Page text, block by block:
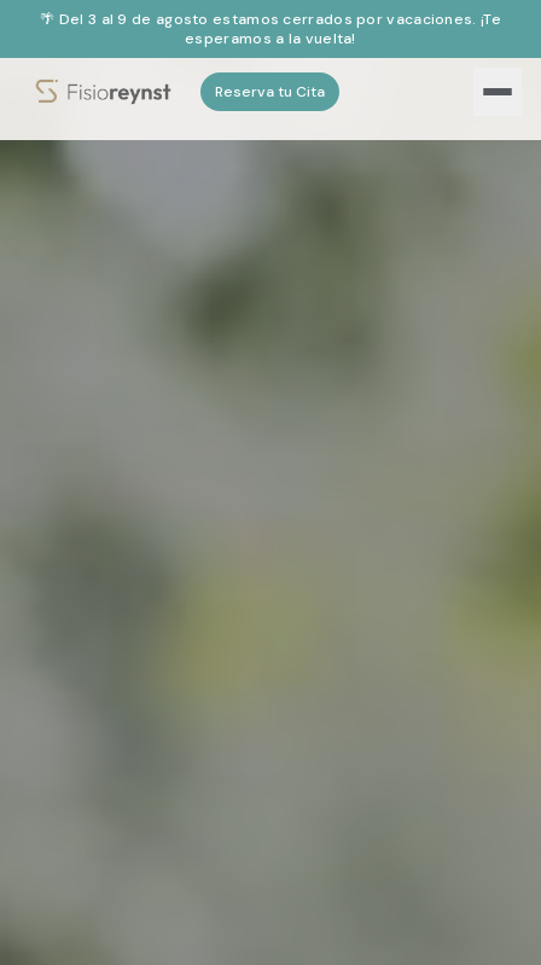
🌴 Del 3 al 9 de agosto estamos cerrados por vacaciones. ¡Te
esperamos a la vuelta!
Reserva tu Cita